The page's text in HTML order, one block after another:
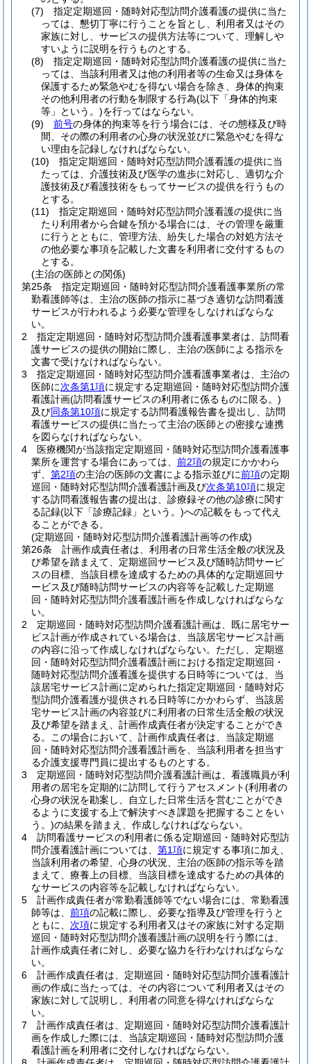
(7)
指定定期巡回・随時対応型訪問介護看護の提供に当た
っては、懇切丁寧に行うことを旨とし、利用者又はその
家族に対し、サービスの提供方法等について、理解しや
すいように説明を行うものとする。
(8)
指定定期巡回・随時対応型訪問介護看護の提供に当た
っては、当該利用者又は他の利用者等の生命又は身体を
保護するため緊急やむを得ない場合を除き、身体的拘束
その他利用者の行動を制限する行為(以下「身体的拘束
等」という。)を行ってはならない。
(9)
前号の身体的拘束等を行う場合には、その態様及び時
間、その際の利用者の心身の状況並びに緊急やむを得な
い理由を記録しなければならない。
(10)
指定定期巡回・随時対応型訪問介護看護の提供に当
たっては、介護技術及び医学の進歩に対応し、適切な介
護技術及び看護技術をもってサービスの提供を行うもの
とする。
(11)
指定定期巡回・随時対応型訪問介護看護の提供に当
たり利用者から合鍵を預かる場合には、その管理を厳重
に行うとともに、管理方法、紛失した場合の対処方法そ
の他必要な事項を記載した文書を利用者に交付するもの
とする。
(主治の医師との関係)
第25条
指定定期巡回・随時対応型訪問介護看護事業所の常
勤看護師等は、主治の医師の指示に基づき適切な訪問看護
サービスが行われるよう必要な管理をしなければならな
い。
2
指定定期巡回・随時対応型訪問介護看護事業者は、訪問看
護サービスの提供の開始に際し、主治の医師による指示を
文書で受けなければならない。
3
指定定期巡回・随時対応型訪問介護看護事業者は、主治の
医師に次条第1項に規定する定期巡回・随時対応型訪問介護
看護計画(訪問看護サービスの利用者に係るものに限る。)
及び同条第10項に規定する訪問看護報告書を提出し、訪問
看護サービスの提供に当たって主治の医師との密接な連携
を図らなければならない。
4
医療機関が当該指定定期巡回・随時対応型訪問介護看護事
業所を運営する場合にあっては、 前2項の規定にかかわら
ず、 第2項の主治の医師の文書による指示並びに前項の定期
巡回・随時対応型訪問介護看護計画及び次条第10項に規定
する訪問看護報告書の提出は、診療録その他の診療に関す
る記録(以下「診療記録」という。)への記載をもって代え
ることができる。
(定期巡回・随時対応型訪問介護看護計画等の作成)
第26条
計画作成責任者は、利用者の日常生活全般の状況及
び希望を踏まえて、定期巡回サービス及び随時訪問サービ
スの目標、当該目標を達成するための具体的な定期巡回サ
ービス及び随時訪問サービスの内容等を記載した定期巡
回・随時対応型訪問介護看護計画を作成しなければならな
い。
2
定期巡回・随時対応型訪問介護看護計画は、既に居宅サー
ビス計画が作成されている場合は、当該居宅サービス計画
の内容に沿って作成しなければならない。 ただし、定期巡
回・随時対応型訪問介護看護計画における指定定期巡回・
随時対応型訪問介護看護を提供する日時等については、当
該居宅サービス計画に定められた指定定期巡回・随時対応
型訪問介護看護が提供される日時等にかかわらず、当該居
宅サービス計画の内容並びに利用者の日常生活全般の状況
及び希望を踏まえ、計画作成責任者が決定することができ
る。
この場合において、計画作成責任者は、当該定期巡
回・随時対応型訪問介護看護計画を、当該利用者を担当す
る介護支援専門員に提出するものとする。
3
定期巡回・随時対応型訪問介護看護計画は、看護職員が利
用者の居宅を定期的に訪問して行うアセスメント(利用者の
心身の状況を勘案し、自立した日常生活を営むことができ
るように支援する上で解決すべき課題を把握することをい
う。)の結果を踏まえ、作成しなければならない。
4
訪問看護サービスの利用者に係る定期巡回・随時対応型訪
問介護看護計画については、 第1項に規定する事項に加え、
当該利用者の希望、心身の状況、主治の医師の指示等を踏
まえて、療養上の目標、当該目標を達成するための具体的
なサービスの内容等を記載しなければならない。
5
計画作成責任者が常勤看護師等でない場合には、常勤看護
師等は、 前項の記載に際し、必要な指導及び管理を行うと
ともに、 次項に規定する利用者又はその家族に対する定期
巡回・随時対応型訪問介護看護計画の説明を行う際には、
計画作成責任者に対し、必要な協力を行わなければならな
い。
6
計画作成責任者は、定期巡回・随時対応型訪問介護看護計
画の作成に当たっては、その内容について利用者又はその
家族に対して説明し、利用者の同意を得なければならな
い。
7
計画作成責任者は、定期巡回・随時対応型訪問介護看護計
画を作成した際には、当該定期巡回・随時対応型訪問介護
看護計画を利用者に交付しなければならない。